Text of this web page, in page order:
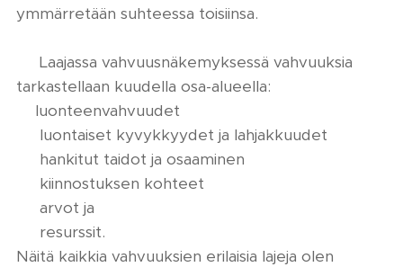
ymmärretään suhteessa toisiinsa.
🙏 Laajassa vahvuusnäkemyksessä vahvuuksia
tarkastellaan kuudella osa-alueella:
💎luonteenvahvuudet
🔷 luontaiset kyvykkyydet ja lahjakkuudet
📒 hankitut taidot ja osaaminen
❔ kiinnostuksen kohteet
⚖ arvot ja
👫 resurssit.
Näitä kaikkia vahvuuksien erilaisia lajeja olen